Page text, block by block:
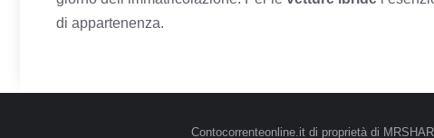
di appartenenza.
Contocorrenteonline.it di proprietà di